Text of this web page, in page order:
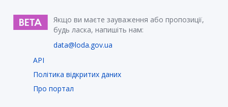
Якщо ви маєте зауваження або пропозиції,
будь ласка, напишіть нам:
data@loda.gov.ua
API
Політика відкритих даних
Про портал